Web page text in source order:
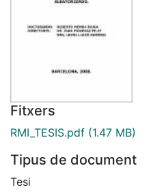
Fitxers
RMI_TESIS.pdf (1.47 MB)
Tipus de document
Tesi